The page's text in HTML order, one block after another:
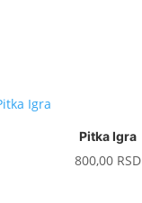
Pitka Igra
800,00 RSD